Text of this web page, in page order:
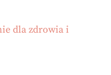
dla zdrowia i